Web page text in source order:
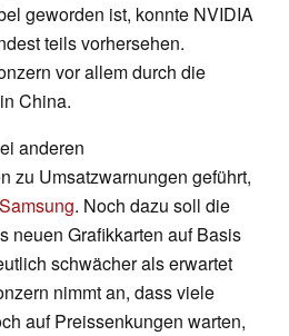
geworden ist, konnte NVIDIA
teils vorhersehen.
vor allem durch die
China.
anderen
zu Umsatzwarnungen geführt,
Samsung. Noch dazu soll die
neuen Grafikkarten auf Basis
schwächer als erwartet
nimmt an, dass viele
auf Preissenkungen warten,